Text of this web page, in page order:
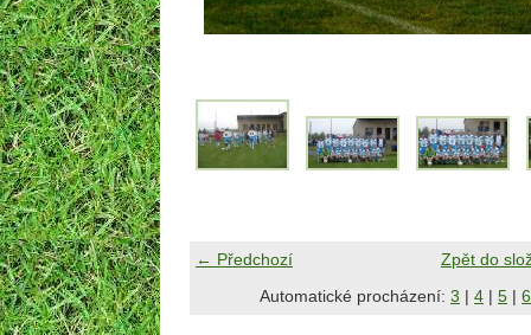
← Předchozí
Zpět do
Automatické procházení: 3 | 4 | 5 | 6